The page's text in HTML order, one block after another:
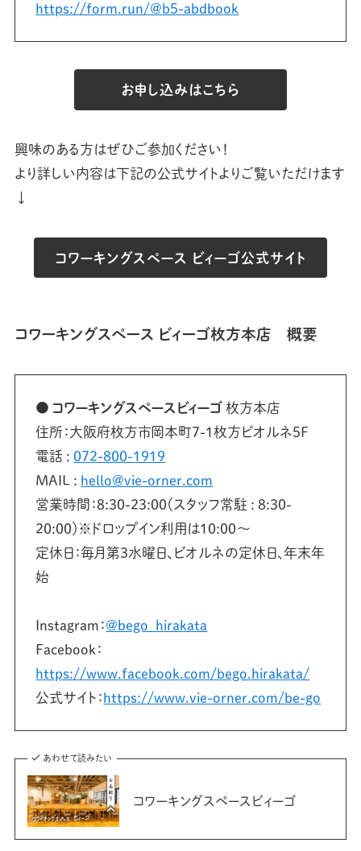
https://form.run/@b5-abdbook
お申し込みはこちら
興味のある方はぜひご参加ください！
より詳しい内容は下記の公式サイトよりご覧いただけます
↓
コワーキングスペース ビィーゴ公式サイト
コワーキングスペース ビィーゴ枚方本店 概要
● コワーキングスペースビィーゴ 枚方本店
住所：大阪府枚方市岡本町7-1枚方ビオルネ5F
電話 : 072-800-1919
MAIL : hello@vie-orner.com
営業時間：8:30-23:00（スタッフ常駐 : 8:30-
20:00）※ドロップイン利用は10:00〜
定休日：毎月第3水曜日、ビオルネの定休日、年末年
始
Instagram：@bego_hirakata
Facebook：
https://www.facebook.com/bego.hirakata/
公式サイト：https://www.vie-orner.com/be-go
あわせて読みたい
コワーキングスペースビィーゴ